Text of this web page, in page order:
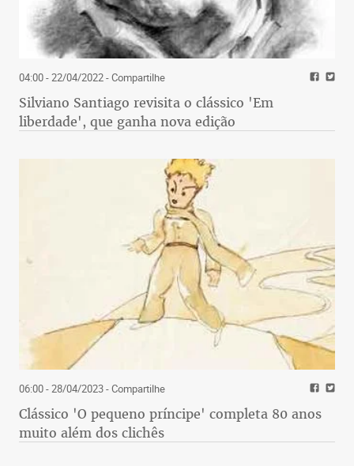
04:00 - 22/04/2022- Compartilhe
Silviano Santiago revisita o clássico 'Em
liberdade', que ganha nova edição
06:00 - 28/04/2023- Compartilhe
Clássico 'O pequeno príncipe' completa 80 anos
muito além dos clichês